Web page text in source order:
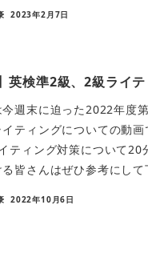
2023年2月7日
英検準2級、2級ライ
週末に迫った2022年度
ティングについての動画
ティング対策について20
る皆さんはぜひ参考に
2022年10月6日